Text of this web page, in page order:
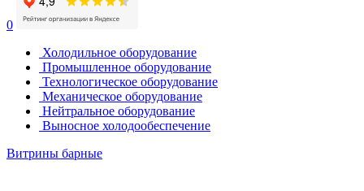
0
Холодильное оборудование
Промышленное оборудование
Технологическое оборудование
Механическое оборудование
Нейтральное оборудование
Выносное холодообеспечение
Витрины барные